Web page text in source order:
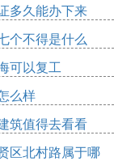
，过了二个
了，小白兔
想出了一个好
灰兔，小灰兔
我呀？”小白
是，小白兔
你两个青
兔去问小白
多久能办下来
个不得是什么
可以复工
么样
筑值得去看看
区北村路属于哪